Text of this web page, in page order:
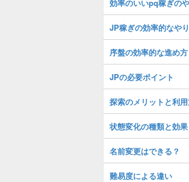
効率のいいpq稼ぎの
JP稼ぎの効率的なや
序盤の効率的な進め方
JPの必要ポイント
探索のメリットと利
状態変化の種類と効果
名前変更はできる？
難易度による違い